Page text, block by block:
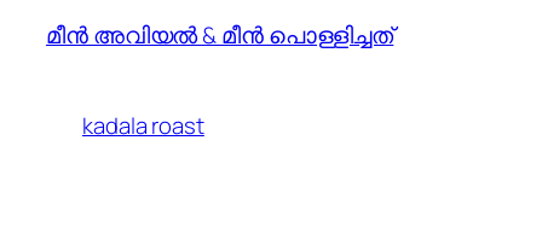
മീന്‍ അവിയല്‍ & മീന്‍ പൊള്ളിച്ചത്
kadala roast